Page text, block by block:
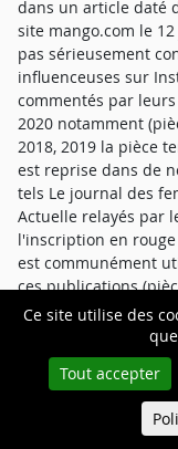
Ce site utilise des
Tout accepter
dans un article daté
site mango.com le
pas sérieusement
influenceuses sur
commentés par
2020 notamment
2018, 2019 la pièce
est reprise dans de
tels Le journal des
Actuelle relayés par
l'inscription en
est communément
ces publications
pour les mêmes
Enfin, le slogan, «
antérieurement aux
avec armes dans ce
des tee-shirt blancs
redbubble.com en
Queue-Fair